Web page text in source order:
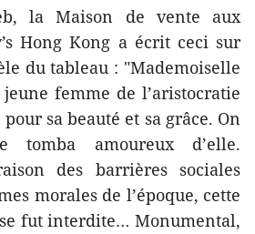
la Maison de vente aux
Hong Kong a écrit ceci sur
du tableau : "Mademoiselle
femme de l’aristocratie
sa beauté et sa grâce. On
tomba amoureux d’elle.
des barrières sociales
morales de l’époque, cette
fut interdite… Monumental,